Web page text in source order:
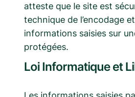
atteste que le site est
technique de l’encodage
informations saisies sur
protégées.
Loi Informatique et